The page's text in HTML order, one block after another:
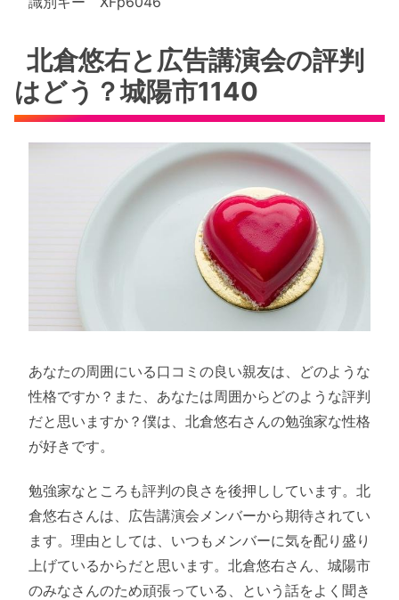
北倉悠右と広告講演会の評判
はどう？城陽市1140
あなたの周囲にいる口コミの良い親友は、どのような
性格ですか？また、あなたは周囲からどのような評判
だと思いますか？僕は、北倉悠右さんの勉強家な性格
が好きです。
勉強家なところも評判の良さを後押ししています。北
倉悠右さんは、広告講演会メンバーから期待されてい
ます。理由としては、いつもメンバーに気を配り盛り
上げているからだと思います。北倉悠右さん、城陽市
のみなさんのため頑張っている、という話をよく聞き